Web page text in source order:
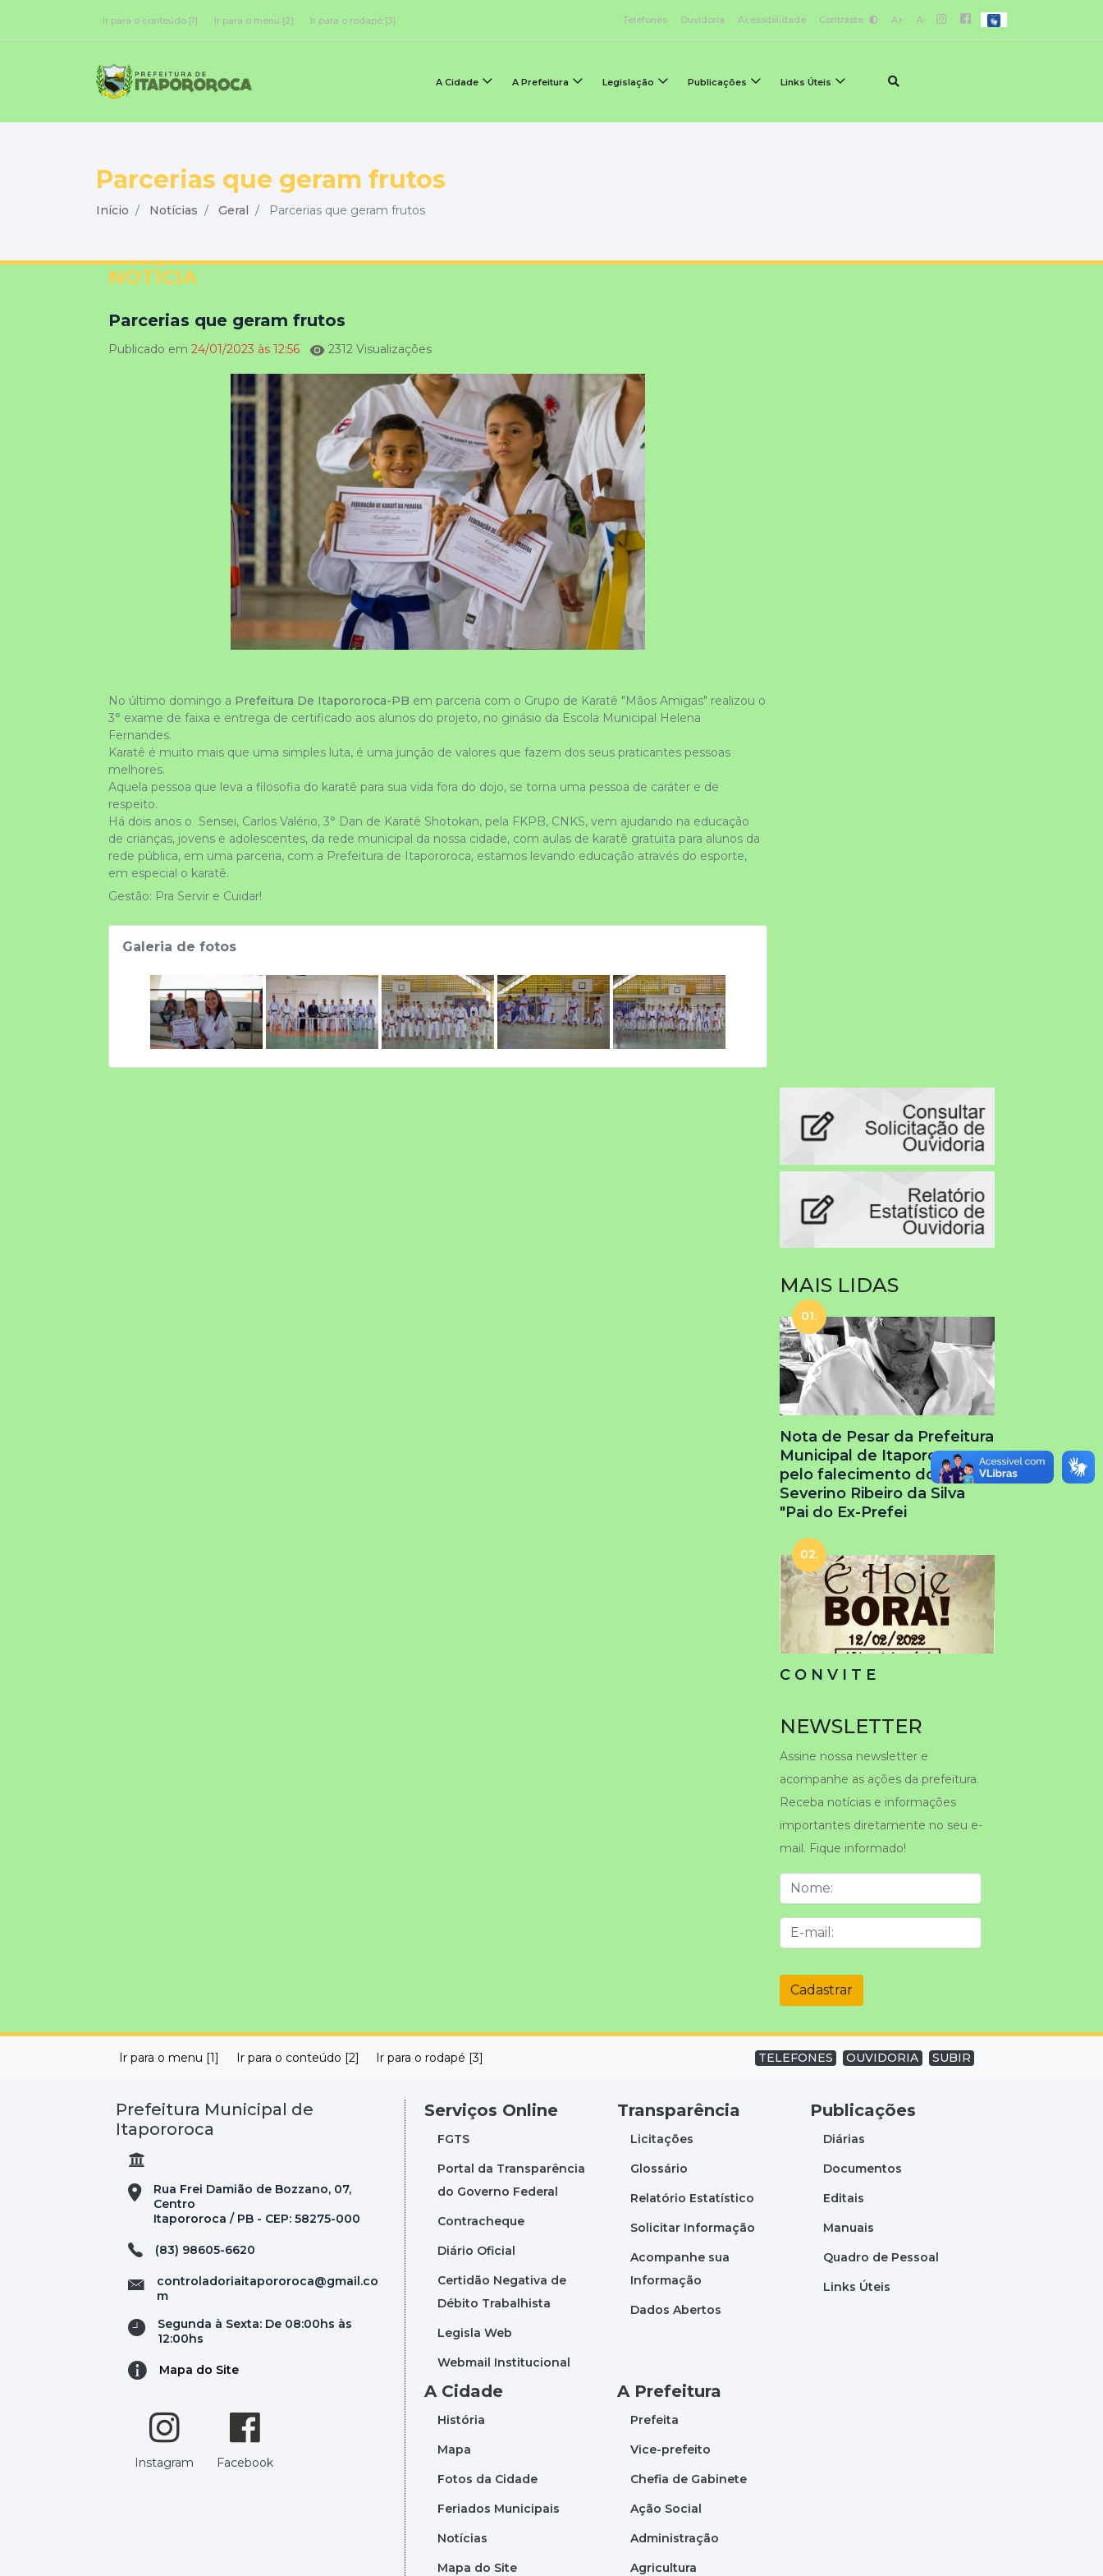
Ir para o conteúdo [1] Ir para o menu [2] Ir para o rodapé [3] Telefones Ouvidoria Acessibilidade Contraste A+ A-
A Cidade A Prefeitura Legislação Publicações Links Úteis
Parcerias que geram frutos
Início Notícias Geral Parcerias que geram frutos
NOTÍCIA
Parcerias que geram frutos
Publicado em 24/01/2023 às 12:56 2312 Visualizações
No último domingo a Prefeitura De Itapororoca-PB em parceria com o Grupo de Karatê "Mãos Amigas" realizou o
3° exame de faixa e entrega de certificado aos alunos do projeto, no ginásio da Escola Municipal Helena
Fernandes.
Karatê é muito mais que uma simples luta, é uma junção de valores que fazem dos seus praticantes pessoas
melhores.
respeito.
Há dois anos o  Sensei, Carlos Valério, 3° Dan de Karatê Shotokan, pela FKPB, CNKS, vem ajudando na educação
de crianças, jovens e adolescentes, da rede municipal da nossa cidade, com aulas de karatê gratuita para alunos da
rede pública, em uma parceria, com a Prefeitura de Itapororoca, estamos levando educação através do esporte,
em especial o karatê.
Gestão: Pra Servir e Cuidar!
Galeria de fotos
MAIS LIDAS
01.
Nota de Pesar da Prefeitura
Municipal de Itapororoca
pelo falecimento do Sr.
Severino Ribeiro da Silva
"Pai do Ex-Prefei
02.
C O N V I T E
NEWSLETTER
Assine nossa newsletter e
acompanhe as ações da prefeitura.
Receba notícias e informações
importantes diretamente no seu e-
mail. Fique informado!
Cadastrar
Ir para o menu [1] Ir para o conteúdo [2] Ir para o rodapé [3] TELEFONES OUVIDORIA SUBIR
Prefeitura Municipal de
Itapororoca
Rua Frei Damião de Bozzano, 07,
Centro
Itapororoca / PB - CEP: 58275-000
(83) 98605-6620
controladoriaitapororoca@gmail.co
m
Segunda à Sexta: De 08:00hs às
12:00hs
Mapa do Site
Instagram Facebook
Serviços Online
FGTS
Portal da Transparência
do Governo Federal
Contracheque
Diário Oficial
Certidão Negativa de
Débito Trabalhista
Legisla Web
Webmail Institucional
Transparência
Licitações
Glossário
Relatório Estatístico
Solicitar Informação
Acompanhe sua
Informação
Dados Abertos
Publicações
Diárias
Documentos
Editais
Manuais
Quadro de Pessoal
Links Úteis
A Cidade
História
Mapa
Fotos da Cidade
Feriados Municipais
Notícias
Mapa do Site
A Prefeitura
Prefeita
Vice-prefeito
Chefia de Gabinete
Ação Social
Administração
Agricultura